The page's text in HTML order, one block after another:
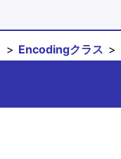
Encodingクラス